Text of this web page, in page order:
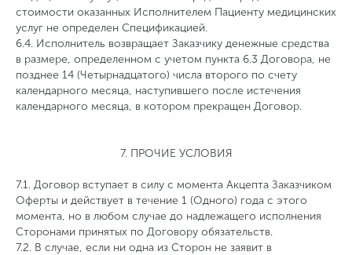
стоимости оказанных Исполнителем Пациенту медицинских
услуг не определен Спецификацией.
6.4. Исполнитель возвращает Заказчику денежные средства
в размере, определенном с учетом пункта 6.3 Договора, не
позднее 14 (Четырнадцатого) числа второго по счету
календарного месяца, наступившего после истечения
календарного месяца, в котором прекращен Договор.
7. ПРОЧИЕ УСЛОВИЯ
7.1. Договор вступает в силу с момента Акцепта Заказчиком
Оферты и действует в течение 1 (Одного) года с этого
момента, но в любом случае до надлежащего исполнения
Сторонами принятых по Договору обязательств.
7.2. В случае, если ни одна из Сторон не заявит в